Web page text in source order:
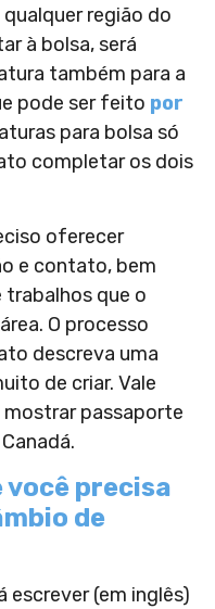
região do
à bolsa, será
também para a
pode ser feito por
para bolsa só
completar os dois
oferecer
e contato, bem
que o
O processo
descreva uma
de criar. Vale
mostrar passaporte
você precisa
de
escrever (em inglês)